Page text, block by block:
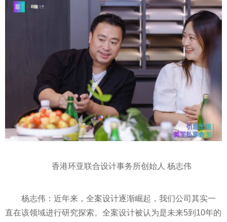
香港环亚联合设计事务所创始人 杨志伟
杨志伟：近年来，全案设计逐渐崛起，我们公司其实一
直在该领域进行研究探索。全案设计被认为是未来5到10年的